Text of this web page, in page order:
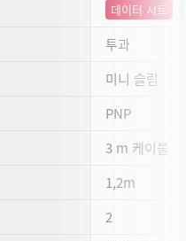
데이터 시트
투과
미니 슬림
PNP
3 m 케이블
1,2m
2